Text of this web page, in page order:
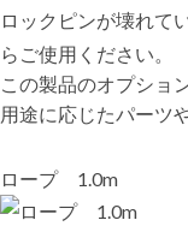
ロックピンが壊れて
らご使用ください。
この製品のオプショ
用途に応じたパーツ
ロープ 1.0m